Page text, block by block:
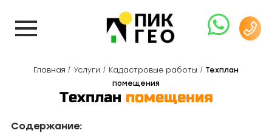
Главная Услуги Кадастровые работы
Техплан
помещения
Техплан помещения
Содержание: